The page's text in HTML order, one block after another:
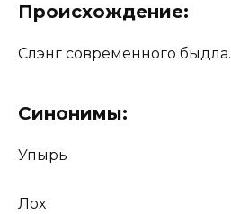
Происхождение:
Слэнг современного быдла.
Синонимы:
Упырь
Лох